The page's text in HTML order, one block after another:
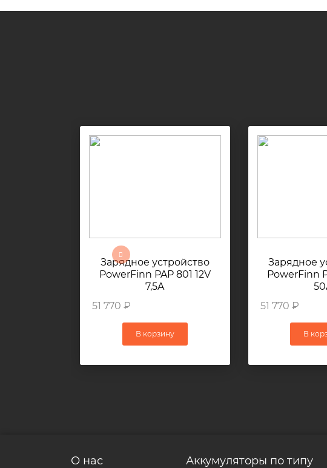
Зарядное устройство
PowerFinn PAP 801 12V
7,5A
51 770 ₽
В корзину
Зарядное
PowerFinn
51 770 ₽
В
О нас Аккумуляторы по типу